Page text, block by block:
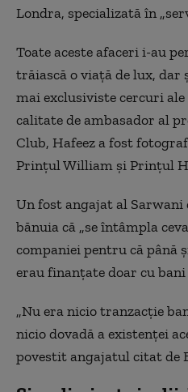
Londra, specializată în
Toate aceste afaceri i-au
trăiască o viață de lux, dar
mai exclusiviste cercuri
calitate de ambasador al
Club, Hafeez a fost
Prințul William și Prințul
Un fost angajat al Sarwani
bănuia că „se întâmpla
companiei pentru că până
erau finanțate doar cu bani
„Nu era nicio tranzacție
nicio dovadă a existenței
povestit angajatul citat de